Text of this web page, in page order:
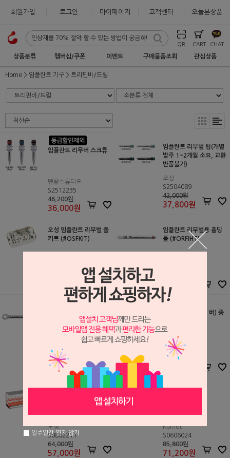
회원가입 로그인 마이페이지 고객센터 오늘본상품
QR CART CHAT
상품분류 멤버십/쿠폰 이벤트 구매물품조회 관심상품
Home 임플란트 기구 트리핀바/드릴
임플란트 리무버 스크류
덴탈스튜디오
S2512235
46,200원
36,000원
임플란트 리무벌 팁(개별
발주 1~2개월 소요, 교환
반품불가)
오성
S2504089
42,000원
37,800원
오성 임플란트 리무벌 풀
키트 (#OSFKIT)
990,000원
임플란트 리무벌용 홀딩
툴 (#ORFIHT)
69,300
렌치 (#RWOS)
S2504090
158,000원
142,200 원
트리핀 바 (트레핀 버) 종
Surgident
S2504066
280,000원
버) 스탠드 (DSTA16)
오성
S0802211
64,000원
57,000원
Komet
S0606024
85,800원
71,200원
일주일간 열지 않기